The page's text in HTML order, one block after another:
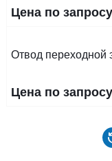
Цена по запросу
Отвод переходной
Цена по запросу